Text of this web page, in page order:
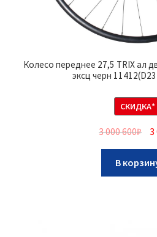
Колесо переднее 27,5 TRIX ал
эксц черн
СКИДКА*
3 000 600₽ 3
В